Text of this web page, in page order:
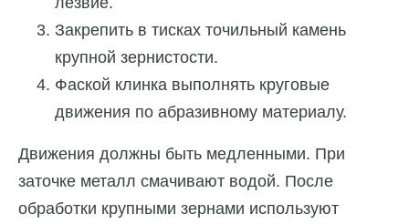
Закрепить в тисках точильный камень
крупной зернистости.
Фаской клинка выполнять круговые
движения по абразивному материалу.
Движения должны быть медленными. При
заточке металл смачивают водой. После
обработки крупными зернами используют